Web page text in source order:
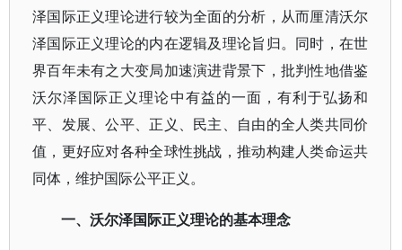
泽国际正义理论进行较为全面的分析，从而厘清沃尔
泽国际正义理论的内在逻辑及理论旨归。同时，在世
界百年未有之大变局加速演进背景下，批判性地借鉴
沃尔泽国际正义理论中有益的一面，有利于弘扬和
平、发展、公平、正义、民主、自由的全人类共同价
值，更好应对各种全球性挑战，推动构建人类命运共
同体，维护国际公平正义。
一、沃尔泽国际正义理论的基本理念